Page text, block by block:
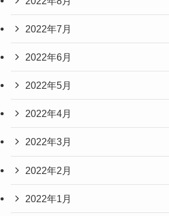
2022年7月
2022年6月
2022年5月
2022年4月
2022年3月
2022年2月
2022年1月